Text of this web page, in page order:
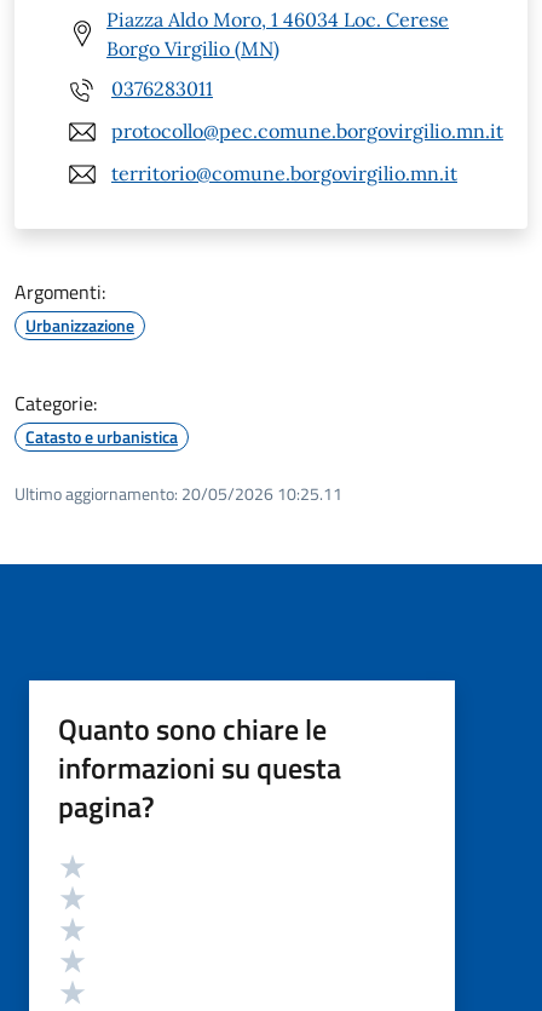
Piazza Aldo Moro, 1 46034 Loc. Cerese
Borgo Virgilio (MN)
0376283011
protocollo@pec.comune.borgovirgilio.mn.it
territorio@comune.borgovirgilio.mn.it
Argomenti:
Urbanizzazione
Categorie:
Catasto e urbanistica
Ultimo aggiornamento: 20/05/2026 10:25.11
Quanto sono chiare le
informazioni su questa
pagina?
Valutazione